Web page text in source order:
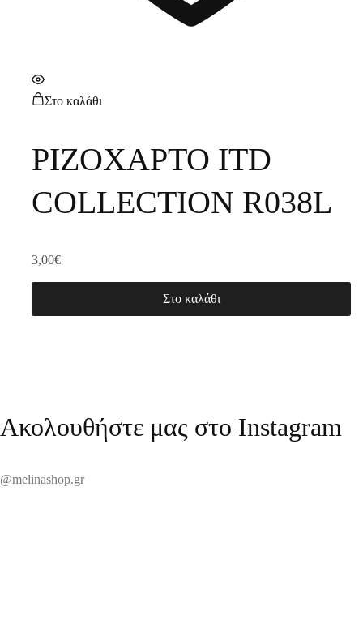
Στο καλάθι
ΡΙΖΟΧΑΡΤΟ ITD
COLLECTION R038L
3,00€
Στο καλάθι
Ακολουθήστε μας στο Instagram
@melinashop.gr